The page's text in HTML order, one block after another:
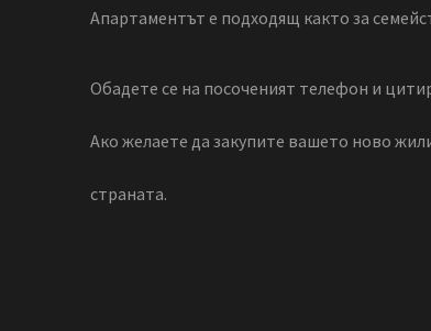
Апартаментът е подходящ както за
Обадете се на посоченият телефон и
Ако желаете да закупите вашето ново
страната.